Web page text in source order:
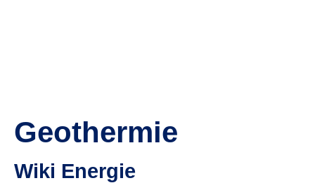
Geothermie
Wiki Energie